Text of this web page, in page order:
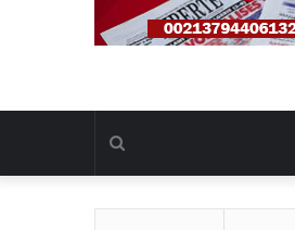
بحث
عن